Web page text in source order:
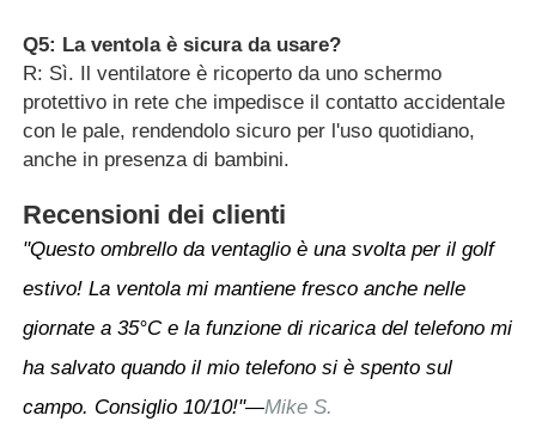
Q5: La ventola è sicura da usare?
R: Sì. Il ventilatore è ricoperto da uno schermo
protettivo in rete che impedisce il contatto accidentale
con le pale, rendendolo sicuro per l'uso quotidiano,
anche in presenza di bambini.
Recensioni dei clienti
"Questo ombrello da ventaglio è una svolta per il golf
estivo! La ventola mi mantiene fresco anche nelle
giornate a 35°C e la funzione di ricarica del telefono mi
ha salvato quando il mio telefono si è spento sul
campo. Consiglio 10/10!"—Mike S.